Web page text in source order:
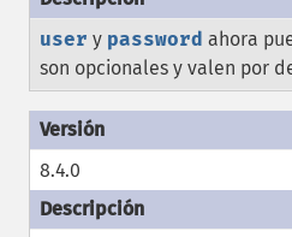
user y password ahora
son opcionales y valen por
8.4.0